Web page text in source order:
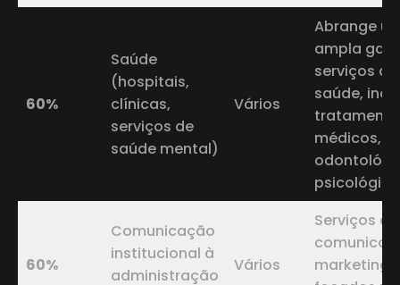
60%
Saúde
(hospitais,
clínicas,
serviços de
saúde mental)
Vários
Abrange
ampla
serviços de
saúde,
médicos,
60%
Comunicação
institucional à
administração
Vários
Serviços de
marketing